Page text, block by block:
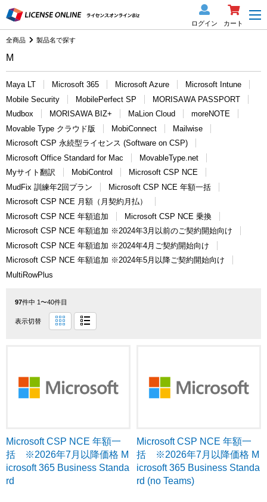
ログイン カート
全商品 製品名で探す
M
Maya LT Microsoft 365 Microsoft Azure
Microsoft Intune
Mobile Security
MobilePerfect SP
MORISAWA PASSPORT
Mudbox
MORISAWA BIZ+ MaLion Cloud
moreNOTE
Movable Type クラウド版
MobiConnect
Mailwise
Microsoft CSP 永続型ライセンス (Software on CSP)
Microsoft Office Standard for Mac
MovableType.net
Myサイト翻訳
MobiControl
Microsoft CSP NCE
MudFix 訓練年2回プラン
Microsoft CSP NCE 年額一括
Microsoft CSP NCE 月額（月契約月払）
Microsoft CSP NCE 年額追加
Microsoft CSP NCE 乗換
Microsoft CSP NCE 年額追加 ※2024年3月以前のご契約開始向け
Microsoft CSP NCE 年額追加 ※2024年4月ご契約開始向け
Microsoft CSP NCE 年額追加 ※2024年5月以降ご契約開始向け
MultiRowPlus
97件中 1〜40件目
表示切替
Microsoft CSP NCE 年額一
括 ※2026年7月以降価格 M
icrosoft 365 Business Standa
rd
Microsoft CSP NCE 年額一
括 ※2026年7月以降価格 M
icrosoft 365 Business Standa
rd (no Teams)